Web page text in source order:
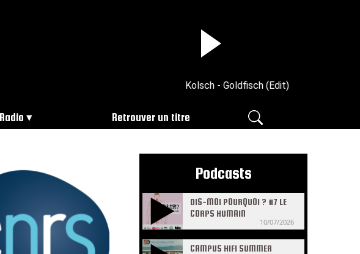
Kolsch - Goldfisch (Edit)
Retrouver un titre
Podcasts
DIS-MOI POURQUOI ? #7 LE
CORPS HUMAIN
10/07/2026
CAMPUS HIFI SUMMER